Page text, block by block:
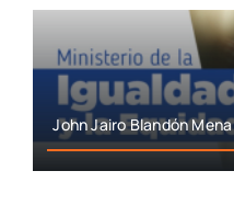
John Jairo Blandón Mena